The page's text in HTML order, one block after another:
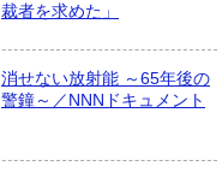
裁者を求めた」
消せない放射能 ～65年後の
警鐘～／NNNドキュメント